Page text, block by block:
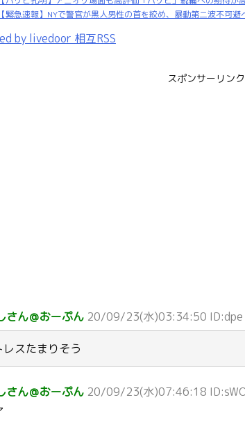
【緊急速報】NYで警官が黒人男性の首を絞め、暴動第二波不可避
by livedoor 相互RSS
スポンサーリンク
さん＠おーぷん 20/09/23(水)03:34:50 ID:dpe
レスたまりそう
さん＠おーぷん 20/09/23(水)07:46:18